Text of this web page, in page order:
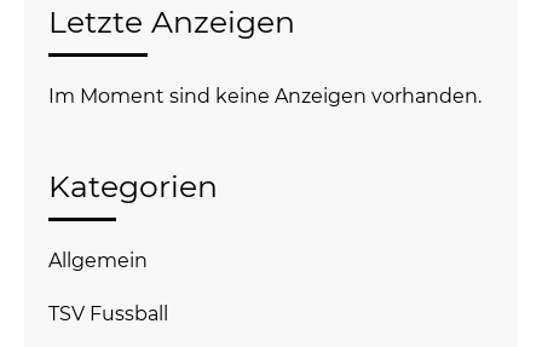
Letzte Anzeigen
Im Moment sind keine Anzeigen vorhanden.
Kategorien
Allgemein
TSV Fussball